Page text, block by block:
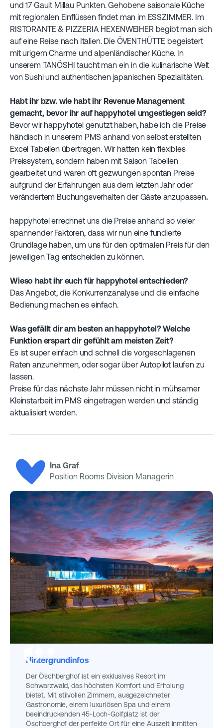
und 17 Gault Millau Punkten. Gehobene saisonale Küche
mit regionalen Einflüssen findet man im ESSZIMMER. Im
RISTORANTE & PIZZERIA HEXENWEIHER begibt man sich
auf eine Reise nach Italien. Die ÖVENTHÜTTE begeistert
mit urigem Charme und alpenländischer Küche. In
unserem TANÖSHI taucht man ein in die kulinarische Welt
von Sushi und authentischen japanischen Spezialitäten.
Habt ihr bzw. wie habt ihr Revenue Management
gemacht, bevor ihr auf happyhotel umgestiegen seid?
Bevor wir happyhotel genutzt haben, habe ich die Preise
händisch in unserem PMS anhand von selbst erstellten
Excel Tabellen übertragen. Wir hatten kein flexibles
Preissystem, sondern haben mit Saison Tabellen
gearbeitet und waren oft gezwungen spontan Preise
aufgrund der Erfahrungen aus dem letzten Jahr oder
verändertem Buchungsverhalten der Gäste anzupassen.
happyhotel errechnet uns die Preise anhand so vieler
spannender Faktoren, dass wir nun eine fundierte
Grundlage haben, um uns für den optimalen Preis für den
jeweiligen Tag entscheiden zu können.
Wieso habt ihr euch für happyhotel entschieden?
Das Angebot, die Konkurrenzanalyse und die einfache
Bedienung machen es einfach.
Was gefällt dir am besten an happyhotel? Welche
Funktion erspart dir gefühlt am meisten Zeit?
Es ist super einfach und schnell die vorgeschlagenen
Raten anzunehmen, oder sogar über Autopilot laufen zu
lassen.
Preise für das nächste Jahr müssen nicht in mühsamer
Kleinstarbeit im PMS eingetragen werden und ständig
aktualisiert werden.
Ina Graf
Position Rooms Division Managerin
Hintergrundinfos
Der Öschberghof ist ein exklusives Resort im
Schwarzwald, das höchsten Komfort und Erholung
bietet. Mit stilvollen Zimmern, ausgezeichneter
Gastronomie, einem luxuriösen Spa und einem
beeindruckenden 45-Loch-Golfplatz ist der
Öschberghof der perfekte Ort für eine Auszeit inmitten